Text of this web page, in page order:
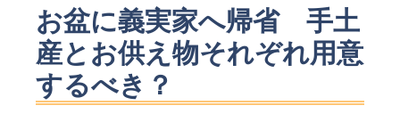
お盆に義実家へ帰省 手土
産とお供え物それぞれ用意
するべき？